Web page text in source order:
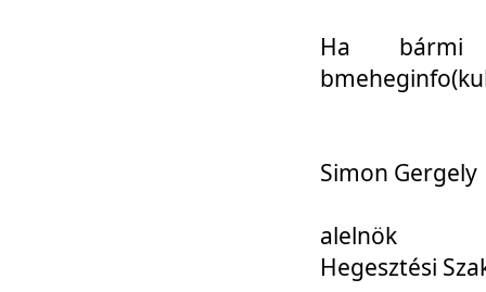
Ha
Simon Gergely
alelnök
Hegesztési